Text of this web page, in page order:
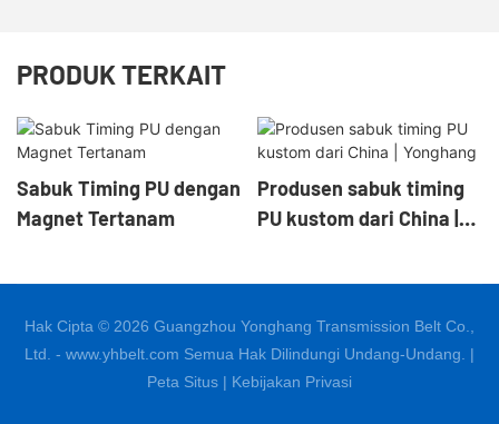
PRODUK TERKAIT
Sabuk Timing PU dengan
Magnet Tertanam
Produsen sabuk timing
PU kustom dari China |
Hak Cipta © 2026 Guangzhou Yonghang Transmission Belt Co.,
Ltd. - www.yhbelt.com Semua Hak Dilindungi Undang-Undang. |
Peta Situs | Kebijakan Privasi